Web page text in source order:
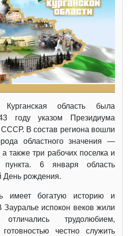
область была
году указом Президиума
В состав региона вошли
областного значения —
также три рабочих поселка и
пункта. 6 января область
День рождения.
имеет богатую историю и
испокон веков жили
трудолюбием,
честно служить